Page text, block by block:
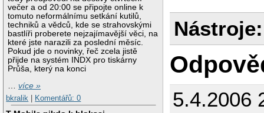
večer a od 20:00 se připojte online k
tomuto neformálnímu setkání kutilů,
techniků a vědců, kde se strahovskými
bastlíři proberete nejzajímavější věci, na
které jste narazili za poslední měsíc.
Pokud jde o novinky, řeč zcela jistě
přijde na systém INDX pro tiskárny
Průša, který na konci
…více »
bkralik
Komentářů: 0
Nástroje:
5.4.2006